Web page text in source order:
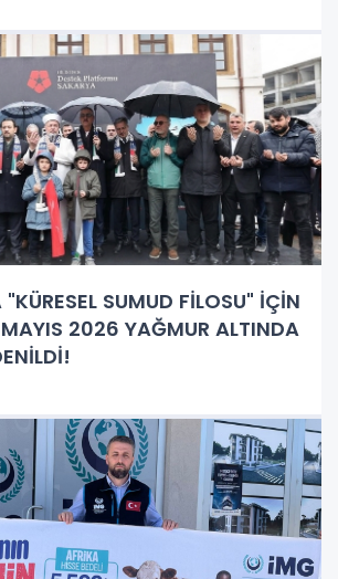
SUMUD FİLOSU" İÇİN
MAYIS 2026 YAĞMUR ALTINDA